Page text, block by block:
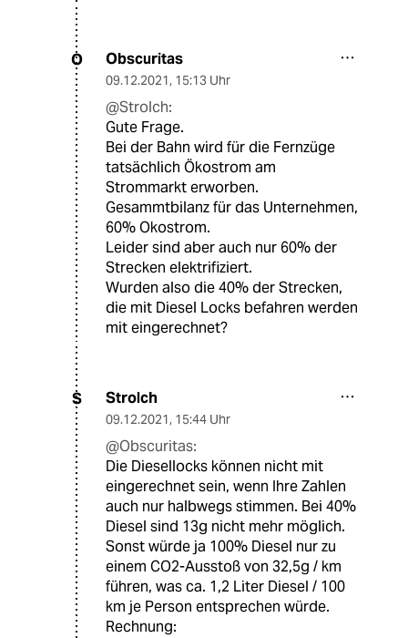
O Obscuritas
09.12.2021, 15:13 Uhr
@Strolch:
Gute Frage.
Bei der Bahn wird für die Fernzüge
tatsächlich Ökostrom am
Strommarkt erworben.
Gesammtbilanz für das Unternehmen,
60% Okostrom.
Leider sind aber auch nur 60% der
Strecken elektrifiziert.
Wurden also die 40% der Strecken,
die mit Diesel Locks befahren werden
mit eingerechnet?
S Strolch
09.12.2021, 15:44 Uhr
@Obscuritas:
Die Diesellocks können nicht mit
eingerechnet sein, wenn Ihre Zahlen
auch nur halbwegs stimmen. Bei 40%
Diesel sind 13g nicht mehr möglich.
Sonst würde ja 100% Diesel nur zu
einem CO2-Ausstoß von 32,5g / km
führen, was ca. 1,2 Liter Diesel / 100
km je Person entsprechen würde.
Rechnung: